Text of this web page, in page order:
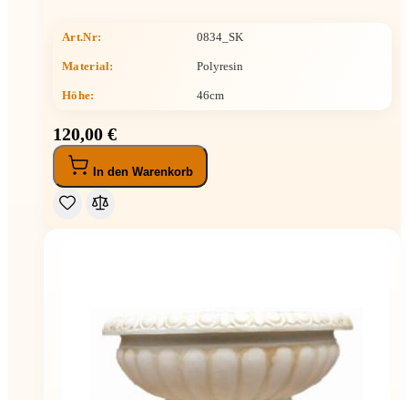
Art.Nr: 0834_SK
Material: Polyresin
Höhe: 46cm
120,00 €
In den Warenkorb